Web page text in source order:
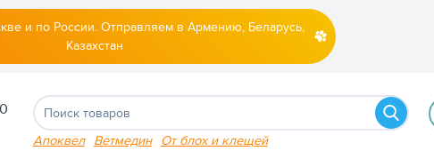
и по России. Отправляем в Армению, Беларусь,
Казахстан
Апоквел Ветмедин От блох и клещей